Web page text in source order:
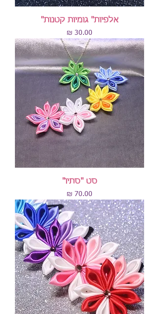
אלפיות" גומיות קטנות"
מחיר
סט "סתיו"
מחיר